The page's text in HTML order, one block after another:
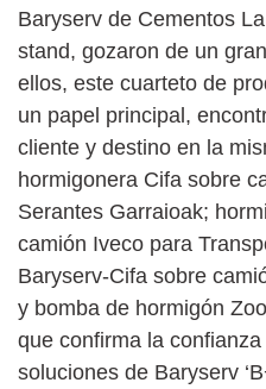
Baryserv de Cementos
stand, gozaron de un
ellos, este cuarteto de
un papel principal,
cliente y destino en la
hormigonera Cifa sobre
Serantes Garraioak;
camión Iveco para
Baryserv-Cifa sobre
y bomba de hormigón
que confirma la
soluciones de Baryserv